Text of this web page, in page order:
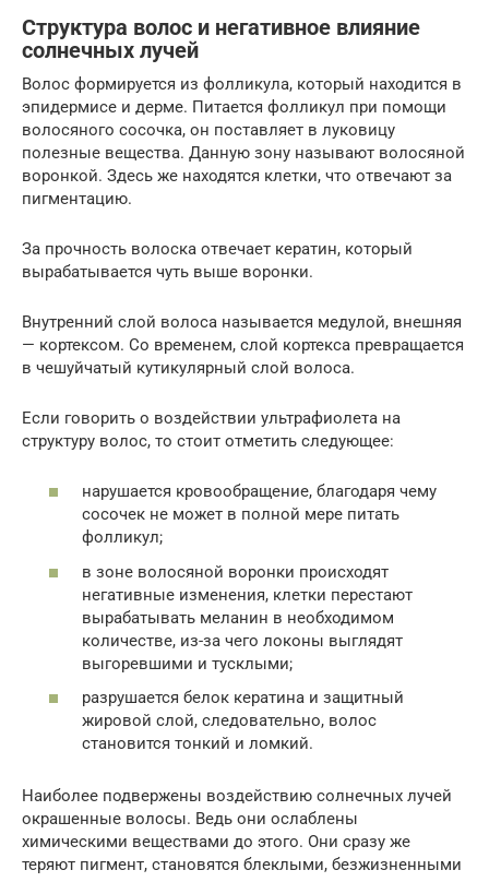
Структура волос и негативное влияние
солнечных лучей
Волос формируется из фолликула, который находится в
эпидермисе и дерме. Питается фолликул при помощи
волосяного сосочка, он поставляет в луковицу
полезные вещества. Данную зону называют волосяной
воронкой. Здесь же находятся клетки, что отвечают за
пигментацию.
За прочность волоска отвечает кератин, который
вырабатывается чуть выше воронки.
Внутренний слой волоса называется медулой, внешняя
— кортексом. Со временем, слой кортекса превращается
в чешуйчатый кутикулярный слой волоса.
Если говорить о воздействии ультрафиолета на
структуру волос, то стоит отметить следующее:
нарушается кровообращение, благодаря чему
сосочек не может в полной мере питать
фолликул;
в зоне волосяной воронки происходят
негативные изменения, клетки перестают
вырабатывать меланин в необходимом
количестве, из-за чего локоны выглядят
выгоревшими и тусклыми;
разрушается белок кератина и защитный
жировой слой, следовательно, волос
становится тонкий и ломкий.
Наиболее подвержены воздействию солнечных лучей
окрашенные волосы. Ведь они ослаблены
химическими веществами до этого. Они сразу же
теряют пигмент, становятся блеклыми, безжизненными